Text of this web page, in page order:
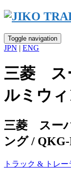
Skip
content
Toggle navigation
JPN | ENG
三菱 ス
ルミウ
三菱 スー
ング / QKG-
トラック & トレー